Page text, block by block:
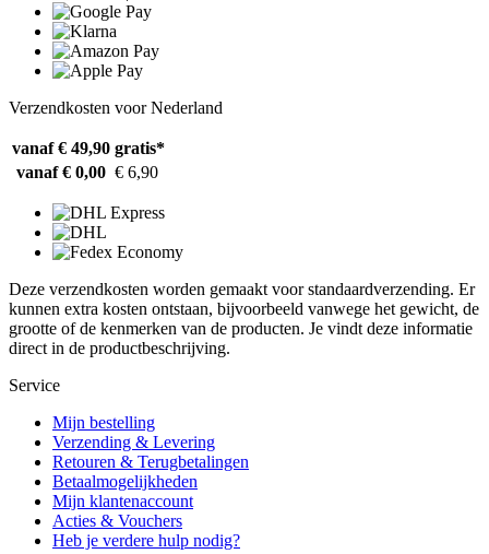
Verzendkosten voor Nederland
vanaf € 49,90 gratis*
vanaf € 0,00 € 6,90
Deze verzendkosten worden gemaakt voor standaardverzending. Er
kunnen extra kosten ontstaan, bijvoorbeeld vanwege het gewicht, de
grootte of de kenmerken van de producten. Je vindt deze informatie
direct in de productbeschrijving.
Service
Mijn bestelling
Verzending & Levering
Retouren & Terugbetalingen
Betaalmogelijkheden
Mijn klantenaccount
Acties & Vouchers
Heb je verdere hulp nodig?